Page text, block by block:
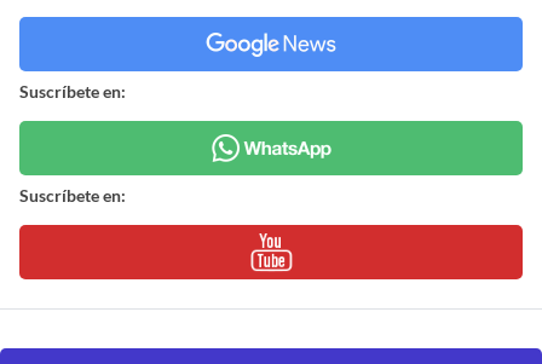
Suscríbete en:
Suscríbete en: